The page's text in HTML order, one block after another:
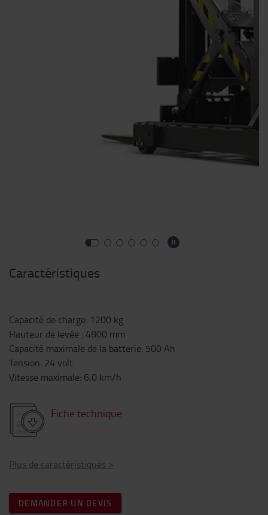
Caractéristiques
Capacité de charge: 1200 kg
Hauteur de levée : 4800 mm
Capacité maximale de la batterie: 500 Ah
Tension: 24 volt
Vitesse maximale: 6,0 km/h
Fiche technique
Plus de caractéristiques >
DEMANDER UN DEVIS